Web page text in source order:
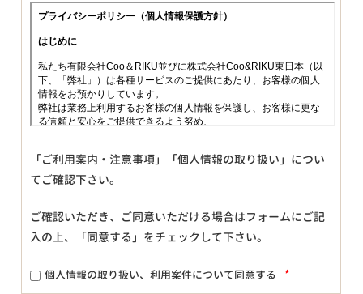
「ご利用案内・注意事項」「個人情報の取り扱い」につい
てご確認下さい。
ご確認いただき、ご同意いただける場合はフォームにご記
入の上、「同意する」をチェックして下さい。
個人情報の取り扱い、利用案件について同意する *